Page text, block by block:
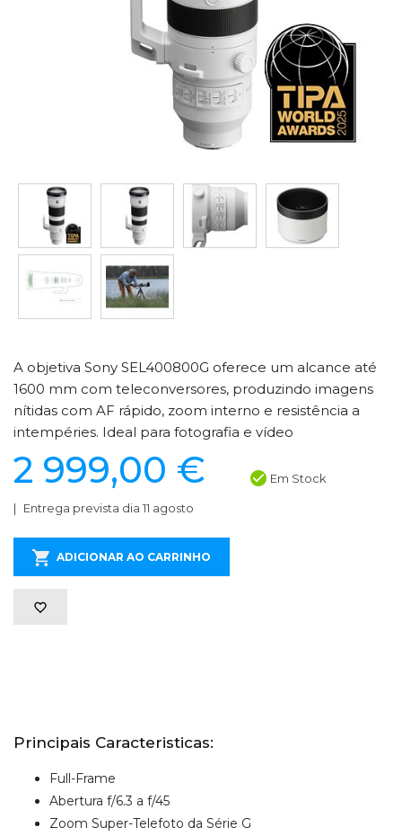
A objetiva Sony SEL400800G oferece um alcance até
1600 mm com teleconversores, produzindo imagens
nítidas com AF rápido, zoom interno e resistência a
intempéries. Ideal para fotografia e vídeo
2 999,00 € Em Stock
Entrega prevista dia 11 agosto
ADICIONAR AO CARRINHO
Principais Caracteristicas:
Full-Frame
Abertura f/6.3 a f/45
Zoom Super-Telefoto da Série G